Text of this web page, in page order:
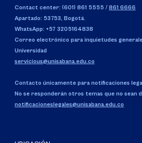
Contact center: (601) 861 5555 / 861 6666
Apartado: 53753, Bogotá.
WhatsApp: +57 3205164838
Correo electrónico para inquietudes
Universidad
servicious@unisabana.edu.co
Contacto únicamente para notificaciones
No se responderán otros temas que no sean
notificacioneslegales@unisabana.edu.co